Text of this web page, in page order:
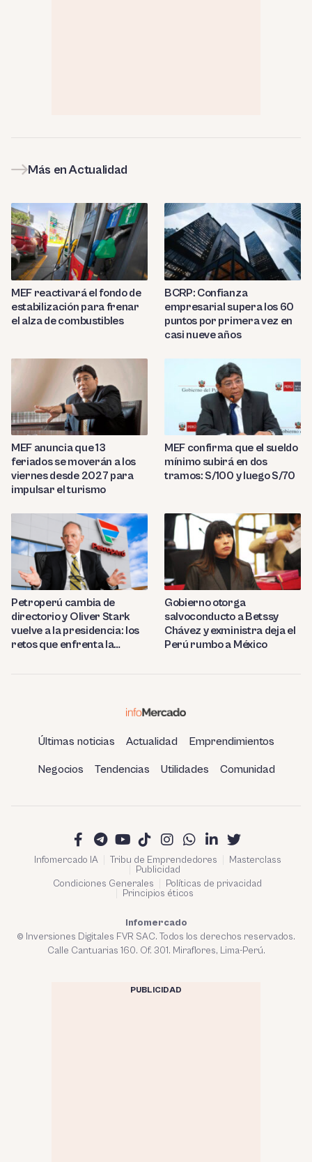
Más en Actualidad
MEF reactivará el fondo de
estabilización para frenar
el alza de combustibles
BCRP: Confianza
empresarial supera los 60
puntos por primera vez en
casi nueve años
MEF anuncia que 13
feriados se moverán a los
viernes desde 2027 para
impulsar el turismo
MEF confirma que el sueldo
mínimo subirá en dos
tramos: S/100 y luego S/70
Petroperú cambia de
directorio y Oliver Stark
vuelve a la presidencia: los
retos que enfrenta la
Gobierno otorga
salvoconducto a Betssy
Chávez y exministra deja el
Perú rumbo a México
Últimas noticias Actualidad Emprendimientos
Negocios Tendencias Utilidades Comunidad
Infomercado IA Tribu de Emprendedores
Masterclass
Publicidad
Condiciones Generales
Políticas de privacidad
Principios éticos
Infomercado
© Inversiones Digitales FVR SAC. Todos los derechos reservados.
Calle Cantuarias 160. Of. 301. Miraflores, Lima-Perú.
PUBLICIDAD